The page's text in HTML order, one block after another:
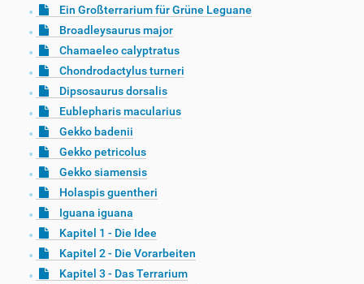
Ein Großterrarium für Grüne Leguane
Broadleysaurus major
Chamaeleo calyptratus
Chondrodactylus turneri
Dipsosaurus dorsalis
Eublepharis macularius
Gekko badenii
Gekko petricolus
Gekko siamensis
Holaspis guentheri
Iguana iguana
Kapitel 1 - Die Idee
Kapitel 2 - Die Vorarbeiten
Kapitel 3 - Das Terrarium